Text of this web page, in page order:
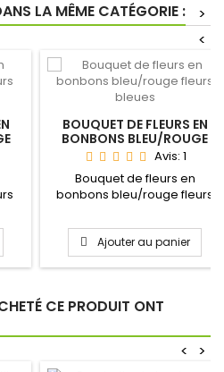
LA MÊME CATÉGORIE :
>
<
BOUQUET DE FLEURS EN
BONBONS BLEU/ROUGE
FLEURS BLEUES
Avis: 1
Bouquet de fleurs en
bonbons bleu/rouge fleurs
en...
Ajouter au panier
CE PRODUIT ONT
>
<